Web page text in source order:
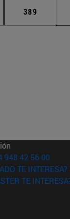
intermedias
Página
389
948 42 56 00
TE INTERESA?
TE